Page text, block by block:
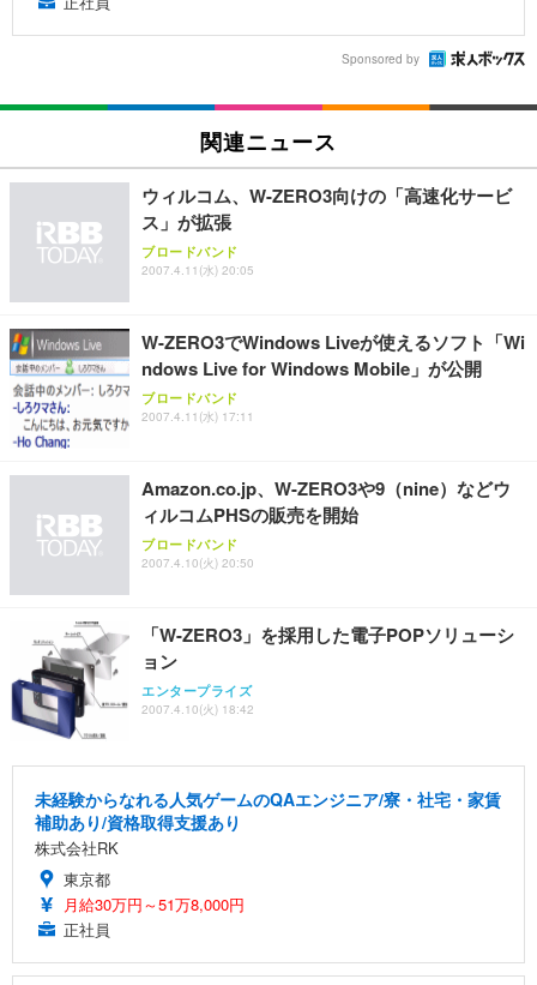
Sponsored by
関連ニュース
ウィルコム、W-ZERO3向けの「高速化サービ
ス」が拡張
ブロードバンド
2007.4.11(水) 20:05
W-ZERO3でWindows Liveが使えるソフト「Wi
ndows Live for Windows Mobile」が公開
ブロードバンド
2007.4.11(水) 17:11
Amazon.co.jp、W-ZERO3や9（nine）などウ
ィルコムPHSの販売を開始
ブロードバンド
2007.4.10(火) 20:50
「W-ZERO3」を採用した電子POPソリューシ
ョン
エンタープライズ
2007.4.10(火) 18:42
未経験からなれる人気ゲームのQAエンジニア/寮・社宅・家賃
補助あり/資格取得支援あり
株式会社RK
東京都
月給30万円～51万8,000円
正社員